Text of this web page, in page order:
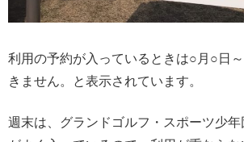
利用の予約が入っているときは○月○日
きません。と表示されています。
週末は、グランドゴルフ・スポーツ少